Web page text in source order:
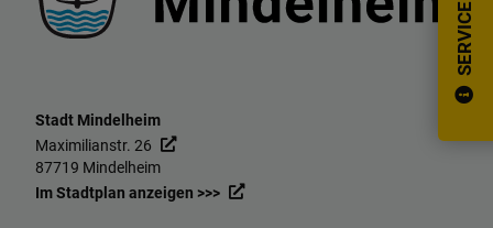
SERVICE
Stadt Mindelheim
Maximilianstr. 26
87719 Mindelheim
Im Stadtplan anzeigen >>>